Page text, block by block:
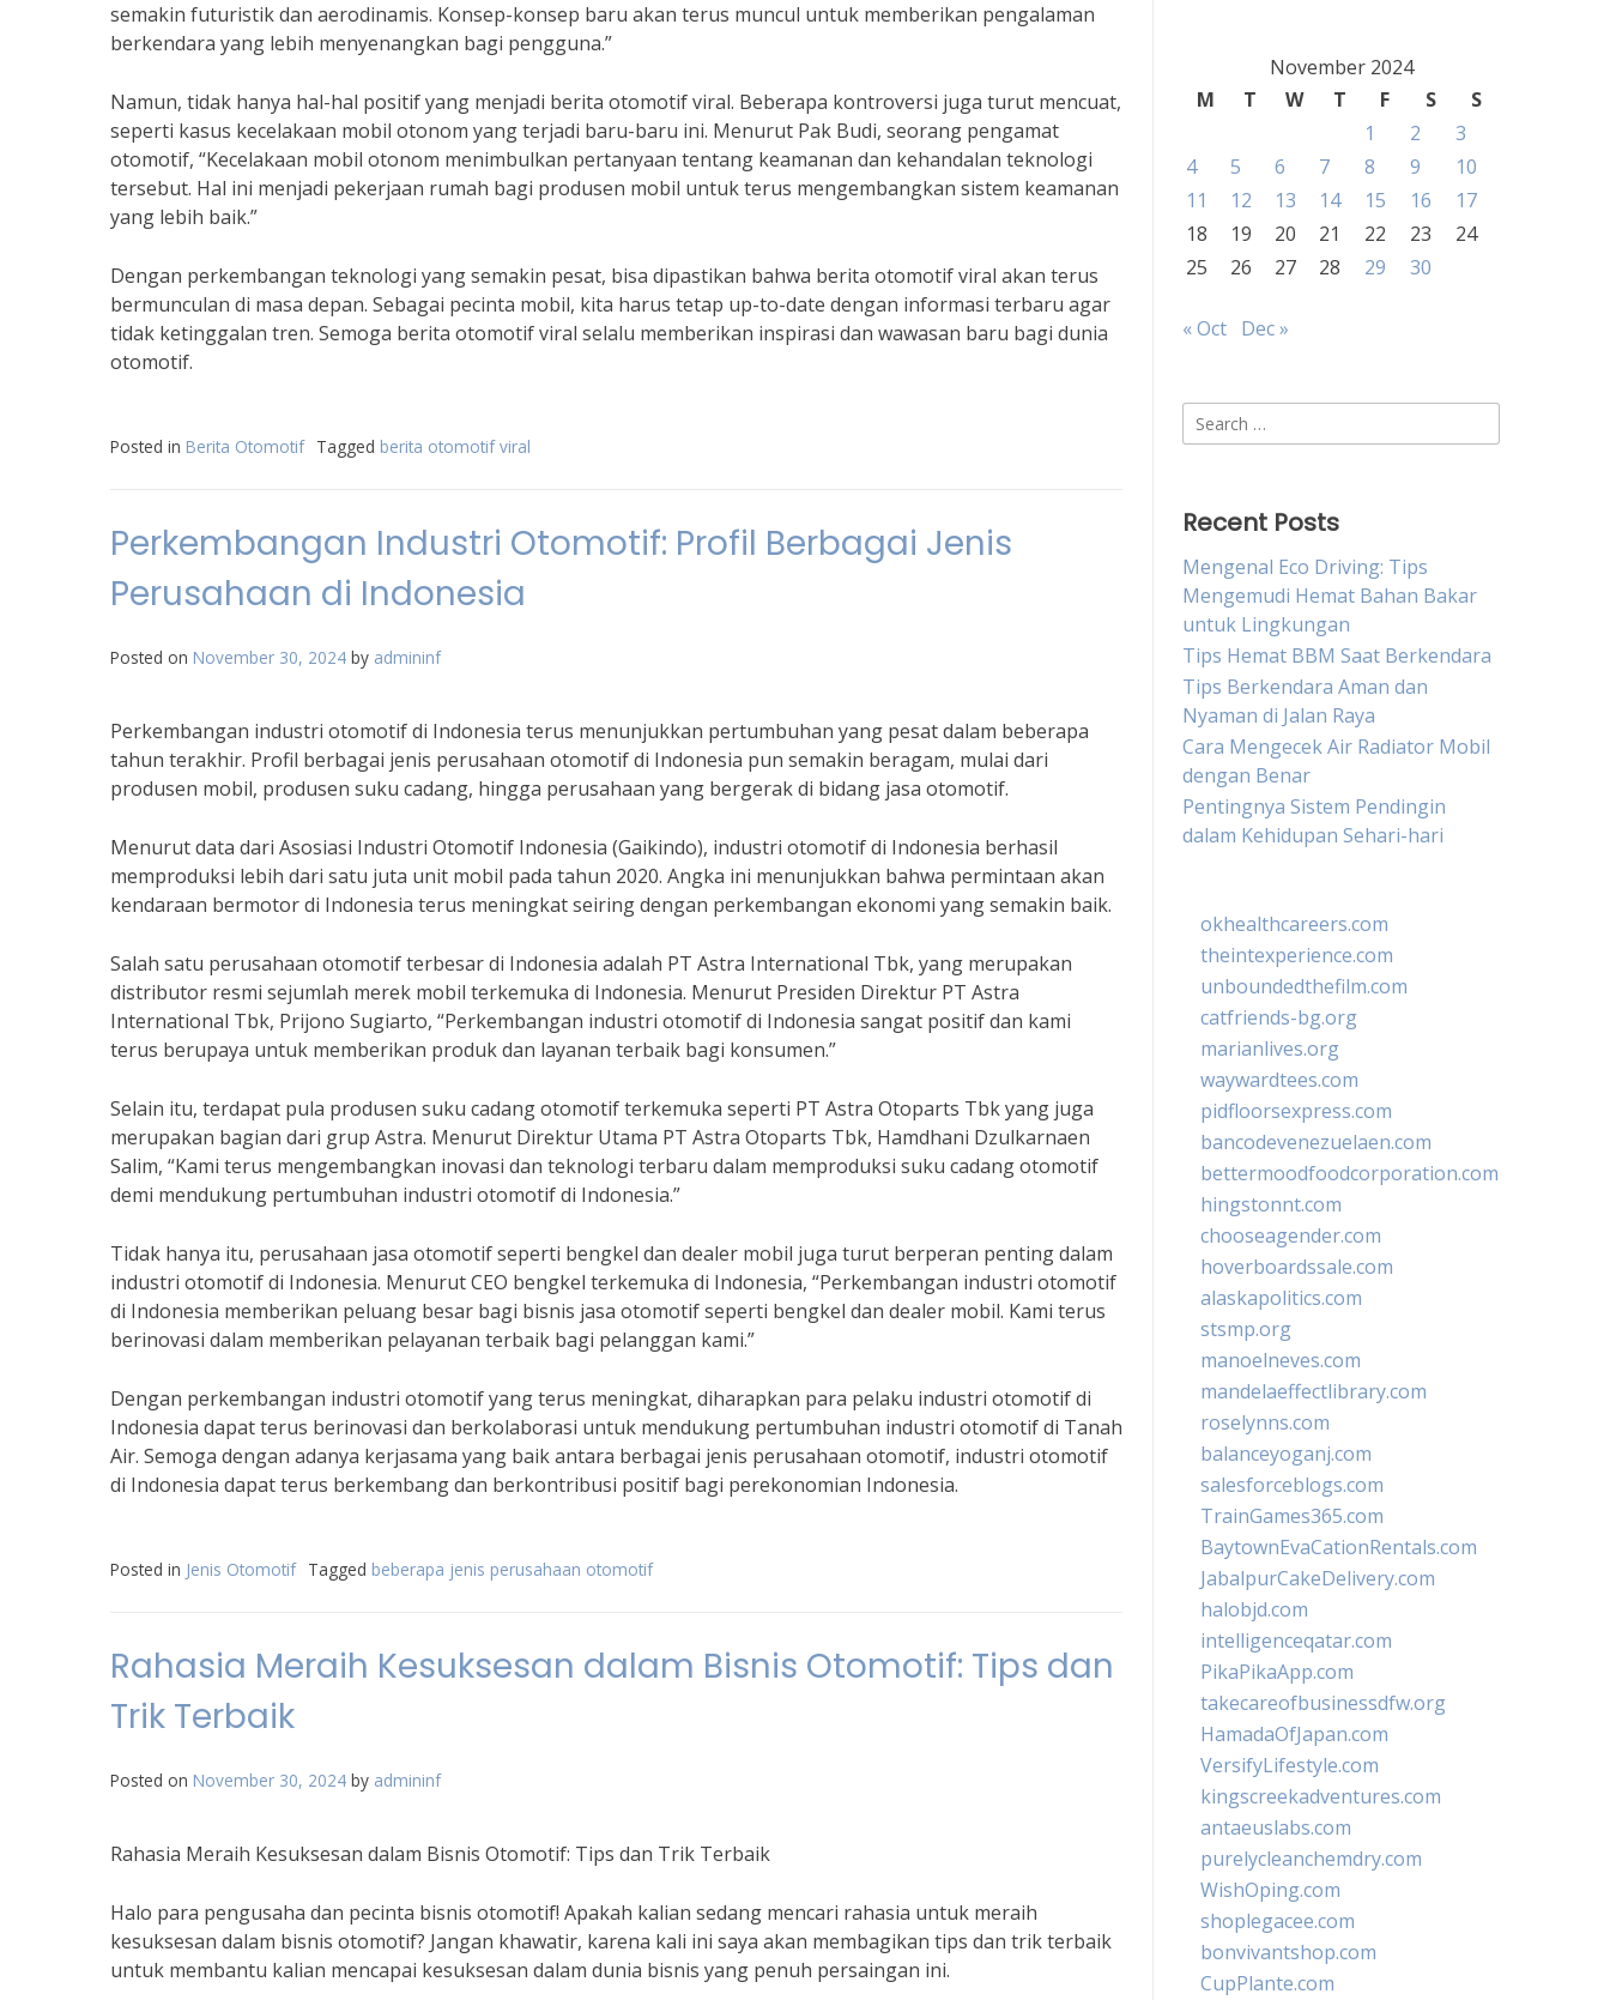
semakin futuristik dan aerodinamis. Konsep-konsep baru akan terus muncul untuk memberikan pengalaman
berkendara yang lebih menyenangkan bagi pengguna.”
Namun, tidak hanya hal-hal positif yang menjadi berita otomotif viral. Beberapa kontroversi juga turut mencuat,
seperti kasus kecelakaan mobil otonom yang terjadi baru-baru ini. Menurut Pak Budi, seorang pengamat
otomotif, “Kecelakaan mobil otonom menimbulkan pertanyaan tentang keamanan dan kehandalan teknologi
tersebut. Hal ini menjadi pekerjaan rumah bagi produsen mobil untuk terus mengembangkan sistem keamanan
yang lebih baik.”
Dengan perkembangan teknologi yang semakin pesat, bisa dipastikan bahwa berita otomotif viral akan terus
bermunculan di masa depan. Sebagai pecinta mobil, kita harus tetap up-to-date dengan informasi terbaru agar
tidak ketinggalan tren. Semoga berita otomotif viral selalu memberikan inspirasi dan wawasan baru bagi dunia
otomotif.
Posted in Berita Otomotif Tagged berita otomotif viral
Perkembangan Industri Otomotif: Profil Berbagai Jenis
Perusahaan di Indonesia
Posted on November 30, 2024 by admininf
Perkembangan industri otomotif di Indonesia terus menunjukkan pertumbuhan yang pesat dalam beberapa
tahun terakhir. Profil berbagai jenis perusahaan otomotif di Indonesia pun semakin beragam, mulai dari
produsen mobil, produsen suku cadang, hingga perusahaan yang bergerak di bidang jasa otomotif.
Menurut data dari Asosiasi Industri Otomotif Indonesia (Gaikindo), industri otomotif di Indonesia berhasil
memproduksi lebih dari satu juta unit mobil pada tahun 2020. Angka ini menunjukkan bahwa permintaan akan
kendaraan bermotor di Indonesia terus meningkat seiring dengan perkembangan ekonomi yang semakin baik.
Salah satu perusahaan otomotif terbesar di Indonesia adalah PT Astra International Tbk, yang merupakan
distributor resmi sejumlah merek mobil terkemuka di Indonesia. Menurut Presiden Direktur PT Astra
International Tbk, Prijono Sugiarto, “Perkembangan industri otomotif di Indonesia sangat positif dan kami
terus berupaya untuk memberikan produk dan layanan terbaik bagi konsumen.”
Selain itu, terdapat pula produsen suku cadang otomotif terkemuka seperti PT Astra Otoparts Tbk yang juga
merupakan bagian dari grup Astra. Menurut Direktur Utama PT Astra Otoparts Tbk, Hamdhani Dzulkarnaen
Salim, “Kami terus mengembangkan inovasi dan teknologi terbaru dalam memproduksi suku cadang otomotif
demi mendukung pertumbuhan industri otomotif di Indonesia.”
Tidak hanya itu, perusahaan jasa otomotif seperti bengkel dan dealer mobil juga turut berperan penting dalam
industri otomotif di Indonesia. Menurut CEO bengkel terkemuka di Indonesia, “Perkembangan industri otomotif
di Indonesia memberikan peluang besar bagi bisnis jasa otomotif seperti bengkel dan dealer mobil. Kami terus
berinovasi dalam memberikan pelayanan terbaik bagi pelanggan kami.”
Dengan perkembangan industri otomotif yang terus meningkat, diharapkan para pelaku industri otomotif di
Indonesia dapat terus berinovasi dan berkolaborasi untuk mendukung pertumbuhan industri otomotif di Tanah
Air. Semoga dengan adanya kerjasama yang baik antara berbagai jenis perusahaan otomotif, industri otomotif
di Indonesia dapat terus berkembang dan berkontribusi positif bagi perekonomian Indonesia.
Posted in Jenis Otomotif Tagged beberapa jenis perusahaan otomotif
Rahasia Meraih Kesuksesan dalam Bisnis Otomotif: Tips dan
Trik Terbaik
Posted on November 30, 2024 by admininf
Rahasia Meraih Kesuksesan dalam Bisnis Otomotif: Tips dan Trik Terbaik
Halo para pengusaha dan pecinta bisnis otomotif! Apakah kalian sedang mencari rahasia untuk meraih
kesuksesan dalam bisnis otomotif? Jangan khawatir, karena kali ini saya akan membagikan tips dan trik terbaik
untuk membantu kalian mencapai kesuksesan dalam dunia bisnis yang penuh persaingan ini.
November 2024
M
T W T F S
S
1
2
3
4
5 6 7 8 9
10
11
12 13 14 15 16
17
18
19 20 21 22 23
24
25
26 27 28 29 30
« Oct Dec »
Search
for:
Recent Posts
Mengenal Eco Driving: Tips
Mengemudi Hemat Bahan Bakar
untuk Lingkungan
Tips Hemat BBM Saat Berkendara
Tips Berkendara Aman dan
Nyaman di Jalan Raya
Cara Mengecek Air Radiator Mobil
dengan Benar
Pentingnya Sistem Pendingin
dalam Kehidupan Sehari-hari
okhealthcareers.com
theintexperience.com
unboundedthefilm.com
catfriends-bg.org
marianlives.org
waywardtees.com
pidfloorsexpress.com
bancodevenezuelaen.com
bettermoodfoodcorporation.com
hingstonnt.com
chooseagender.com
hoverboardssale.com
alaskapolitics.com
stsmp.org
manoelneves.com
mandelaeffectlibrary.com
roselynns.com
balanceyoganj.com
salesforceblogs.com
TrainGames365.com
BaytownEvaCationRentals.com
JabalpurCakeDelivery.com
halobjd.com
intelligenceqatar.com
PikaPikaApp.com
takecareofbusinessdfw.org
HamadaOfJapan.com
VersifyLifestyle.com
kingscreekadventures.com
antaeuslabs.com
purelycleanchemdry.com
WishOping.com
shoplegacee.com
bonvivantshop.com
CupPlante.com